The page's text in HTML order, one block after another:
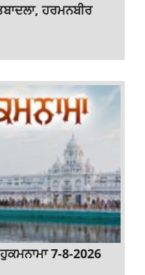
ਹਰਮਨਬੀਰ
7-8-2026